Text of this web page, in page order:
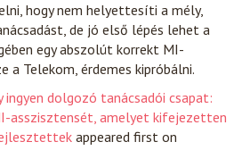
hogy nem helyettesíti a mély,
de jó első lépés lehet a
egy abszolút korrekt MI-
Telekom, érdemes kipróbálni.
ingyen dolgozó tanácsadói csapat:
asszisztensét, amelyet kifejezetten
appeared first on